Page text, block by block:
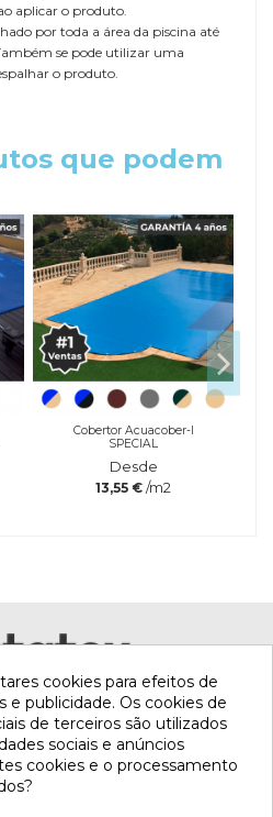
aplicar o produto.
por toda a área da piscina até
se pode utilizar uma
o produto.
que podem
Cobertor Acuacober-I
SPECIAL
Desde
13,55 € /m2
cookies para efeitos de
e publicidade. Os cookies de
de terceiros são utilizados
sociais e anúncios
cookies e o processamento